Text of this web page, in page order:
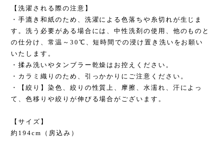
【洗濯される際の注意】
・手漉き和紙のため、洗濯による色落ちや糸切れが生じま
す。洗う必要がある場合には、中性洗剤の使用、他のものと
の仕分け、常温～30℃、短時間での浸け置き洗いをお願い
いたします。
・揉み洗いやタンブラー乾燥はお控えください。
・カラミ織りのため、引っかかりにご注意ください。
・【絞り】染色、絞りの性質上、摩擦、水濡れ、汗によっ
て、色移りや絞りが伸びる場合がございます。
【サイズ】
約194cm（房込み）